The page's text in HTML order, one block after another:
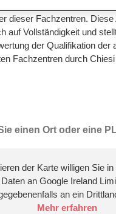
dieser Fachzentren.
auf Vollständigkeit und
der Qualifikation der
Fachzentren durch Chiesi
der Karte willigen Sie
an Google Ireland
an ein
Mehr erfahren